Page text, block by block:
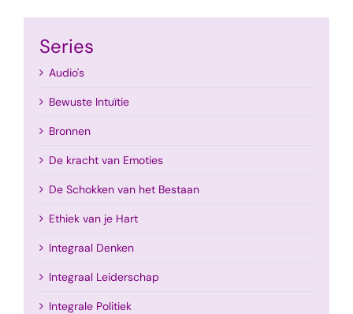
Series
Audio's
Bewuste Intuïtie
Bronnen
De kracht van Emoties
De Schokken van het Bestaan
Ethiek van je Hart
Integraal Denken
Integraal Leiderschap
Integrale Politiek